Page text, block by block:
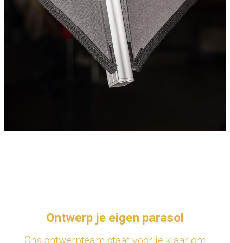
Ontwerp je eigen parasol
Ons ontwerpteam staat voor je klaar om